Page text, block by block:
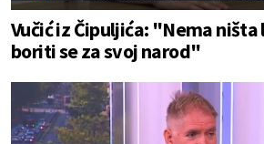
Vučić iz Čipuljića: "Nema ništa
boriti se za svoj narod"